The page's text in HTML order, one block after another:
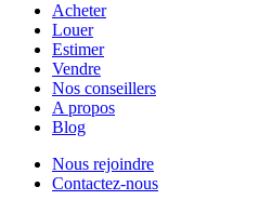
Acheter
Louer
Estimer
Vendre
Nos conseillers
A propos
Blog
Nous rejoindre
Contactez-nous